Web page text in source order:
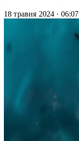
18 травня 2024 · 06:07